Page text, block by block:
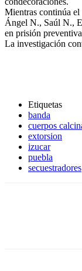
Mientras continúa
Ángel N., Saúl N.,
en prisión
La investigación
Etiquetas
banda
cuerpos
extorsion
izucar
puebla
secuestradores